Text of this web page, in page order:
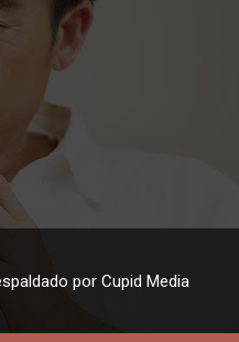
por Cupid Media